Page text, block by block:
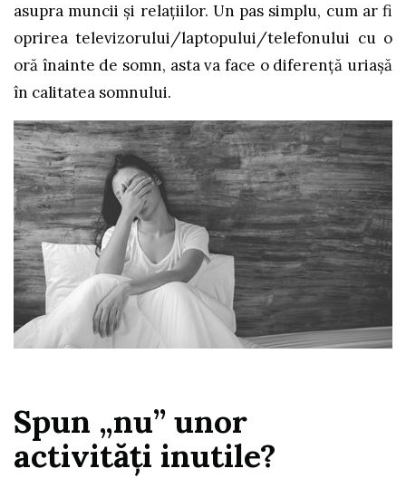
asupra muncii și relațiilor. Un pas simplu, cum ar fi
oprirea televizorului/laptopului/telefonului cu o
oră înainte de somn, asta va face o diferență uriașă
în calitatea somnului.
Spun „nu” unor
activităţi inutile?